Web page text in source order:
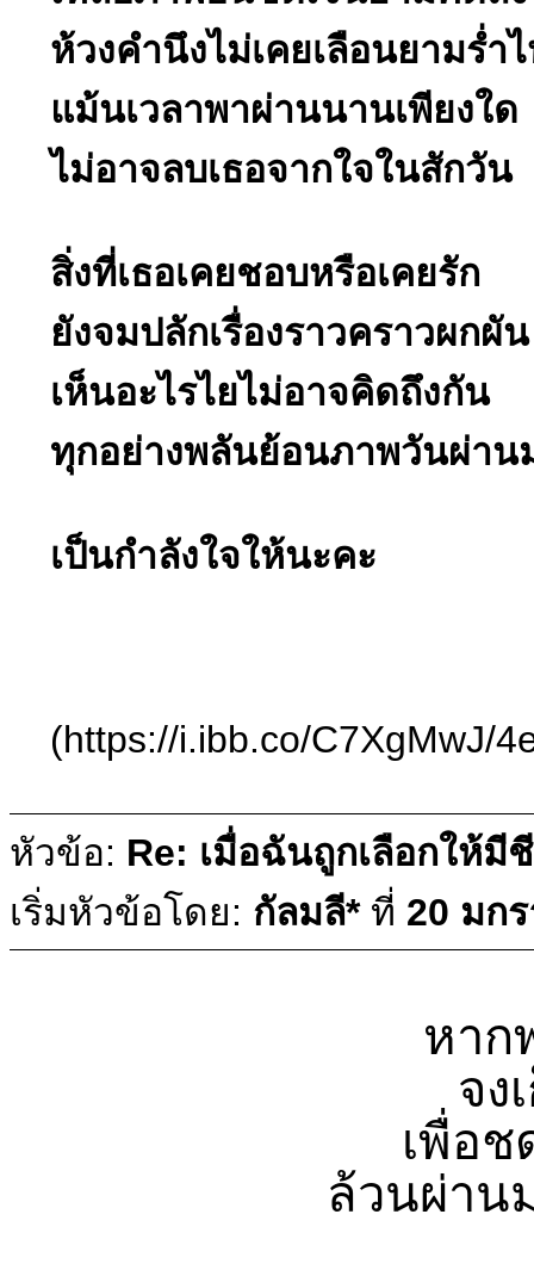
ห้วงคำนึงไม่เคยเลือนยามร่ำ
แม้นเวลาพาผ่านนานเพียงใด
ไม่อาจลบเธอจากใจในสักวัน
สิ่งที่เธอเคยชอบหรือเคยรัก
ยังจมปลักเรื่องราวคราวผกผัน
เห็นอะไรไยไม่อาจคิดถึงกัน
ทุกอย่างพลันย้อนภาพวันผ่าน
เป็นกำลังใจให้นะคะ
(https://i.ibb.co/C7XgMwJ/
หัวข้อ: Re: เมื่อฉันถูกเลือกให้มี
เริ่มหัวข้อโดย: กัลมลี*ที่ 20 มก
หาก
จง
เพื่อช
ล้วนผ่าน